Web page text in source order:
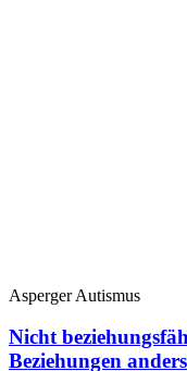
Asperger Autismus
Nicht
Beziehungen anders